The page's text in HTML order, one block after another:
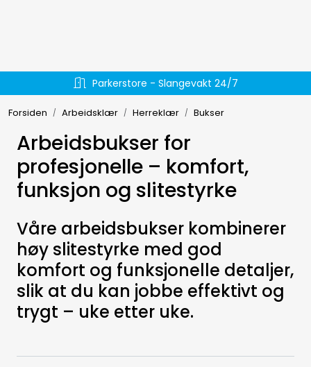
Parkerstore - Slangevakt 24/7
Forsiden Arbeidsklær Herreklær Bukser
Arbeidsbukser for
profesjonelle – komfort,
funksjon og slitestyrke
Våre arbeidsbukser kombinerer
høy slitestyrke med god
komfort og funksjonelle detaljer,
slik at du kan jobbe effektivt og
trygt – uke etter uke.
Væskehåndtering
EL-verktøy
Håndverktøy
Arbeidsklær
Arbeidsplassen
Aquakultur